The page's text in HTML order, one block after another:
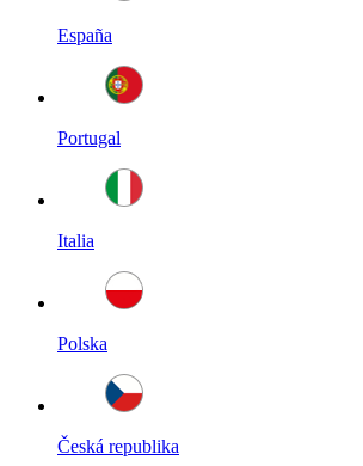
España
Portugal
Italia
Polska
Česká republika